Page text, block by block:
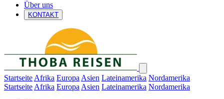
Über uns
KONTAKT
Startseite Afrika Europa Asien Lateinamerika Nordamerika
Startseite Afrika Europa Asien Lateinamerika Nordamerika